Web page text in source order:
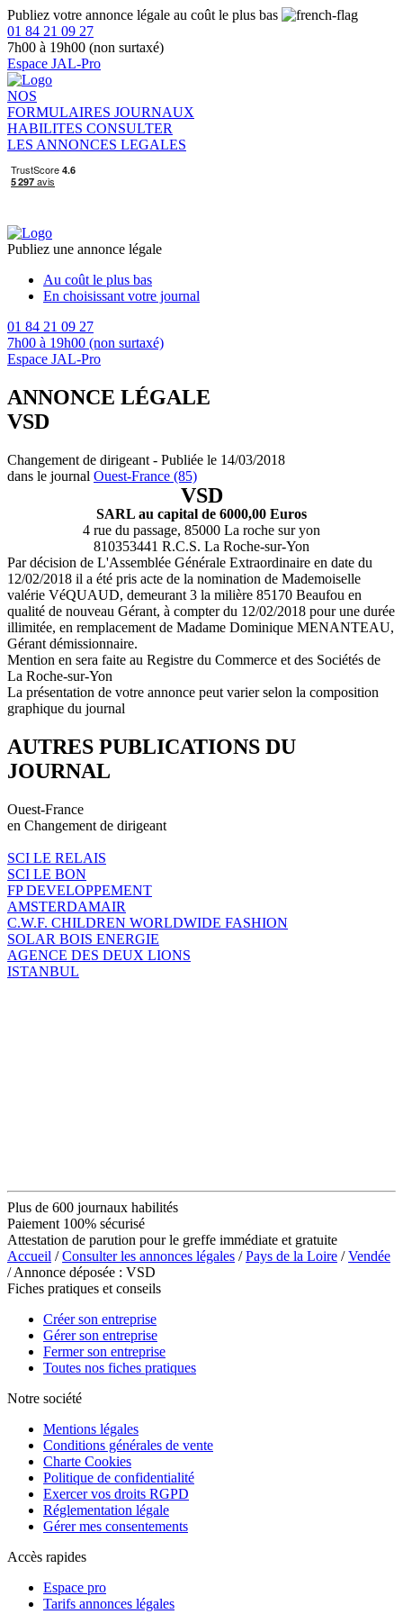
Publiez votre annonce légale au coût le plus bas
01 84 21 09 27
7h00 à 19h00 (non surtaxé)
Espace JAL-Pro
NOS
FORMULAIRES JOURNAUX
HABILITES CONSULTER
LES ANNONCES LEGALES
Publiez une annonce légale
Au coût le plus bas
En choisissant votre journal
01 84 21 09 27
7h00 à 19h00 (non surtaxé)
Espace JAL-Pro
ANNONCE LÉGALE
VSD
Changement de dirigeant - Publiée le 14/03/2018
dans le journal Ouest-France (85)
VSD
SARL au capital de 6000,00 Euros
4 rue du passage, 85000 La roche sur yon
810353441 R.C.S. La Roche-sur-Yon
Par décision de L'Assemblée Générale Extraordinaire en date du
12/02/2018 il a été pris acte de la nomination de Mademoiselle
valérie VéQUAUD, demeurant 3 la milière 85170 Beaufou en
qualité de nouveau Gérant, à compter du 12/02/2018 pour une durée
illimitée, en remplacement de Madame Dominique MENANTEAU,
Gérant démissionnaire.
Mention en sera faite au Registre du Commerce et des Sociétés de
La Roche-sur-Yon
La présentation de votre annonce peut varier selon la composition
graphique du journal
AUTRES PUBLICATIONS DU
JOURNAL
Ouest-France
en Changement de dirigeant
SCI LE RELAIS
SCI LE BON
FP DEVELOPPEMENT
AMSTERDAMAIR
C.W.F. CHILDREN WORLDWIDE FASHION
SOLAR BOIS ENERGIE
AGENCE DES DEUX LIONS
ISTANBUL
Plus de 600 journaux habilités
Paiement 100% sécurisé
Attestation de parution pour le greffe immédiate et gratuite
Accueil /Consulter les annonces légales /Pays de la Loire /Vendée
/ Annonce déposée : VSD
Fiches pratiques et conseils
Créer son entreprise
Gérer son entreprise
Fermer son entreprise
Toutes nos fiches pratiques
Notre société
Mentions légales
Conditions générales de vente
Charte Cookies
Politique de confidentialité
Exercer vos droits RGPD
Réglementation légale
Gérer mes consentements
Accès rapides
Espace pro
Tarifs annonces légales